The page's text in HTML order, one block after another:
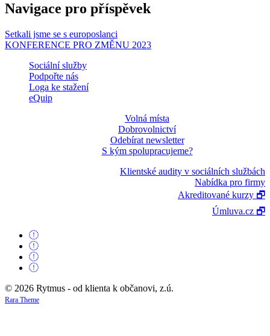
Navigace pro příspěvek
Setkali jsme se s europoslanci
KONFERENCE PRO ZMĚNU 2023
Sociální služby
Podpořte nás
Loga ke stažení
eQuip
Volná místa
Dobrovolnictví
Odebírat newsletter
S kým spolupracujeme?
Klientské audity v sociálních službách
Nabídka pro firmy
Akreditované kurzy 🗗
Úmluva.cz 🗗
© 2026 Rytmus - od klienta k občanovi, z.ú.
Rara Theme